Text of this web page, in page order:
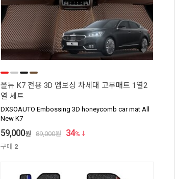
올뉴 K7 전용 3D 엠보싱 차세대 고무매트 1열2
열 세트
DXSOAUTO Embossing 3D honeycomb car mat All
New K7
59,000원 89,000원 34%
구매 2